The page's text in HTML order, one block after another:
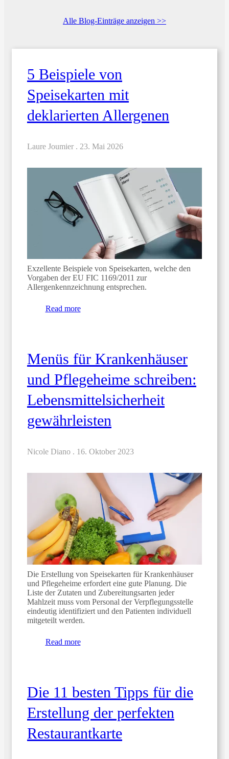
Alle Blog-Einträge anzeigen >>
5 Beispiele von
Speisekarten mit
deklarierten Allergenen
Laure Joumier . 23. Mai 2026
Exzellente Beispiele von Speisekarten, welche den
Vorgaben der EU FIC 1169/2011 zur
Allergenkennzeichnung entsprechen.
Read more
Menüs für Krankenhäuser
und Pflegeheime schreiben:
Lebensmittelsicherheit
gewährleisten
Nicole Diano . 16. Oktober 2023
Die Erstellung von Speisekarten für Krankenhäuser
und Pflegeheime erfordert eine gute Planung. Die
Liste der Zutaten und Zubereitungsarten jeder
Mahlzeit muss vom Personal der Verpflegungsstelle
eindeutig identifiziert und den Patienten individuell
mitgeteilt werden.
Read more
Die 11 besten Tipps für die
Erstellung der perfekten
Restaurantkarte